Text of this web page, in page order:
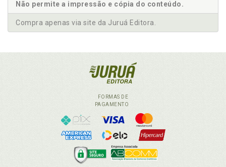
Não permite a impressão e cópia do conteúdo.
Compra apenas via site da Juruá Editora.
FORMAS DE
PAGAMENTO